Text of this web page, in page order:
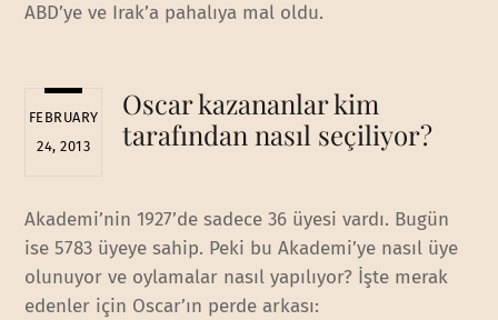
ABD’ye ve Irak’a pahalıya mal oldu.
FEBRUARY
24, 2013
Oscar kazananlar kim
tarafından nasıl seçiliyor?
Akademi’nin 1927’de sadece 36 üyesi vardı. Bugün
ise 5783 üyeye sahip. Peki bu Akademi’ye nasıl üye
olunuyor ve oylamalar nasıl yapılıyor? İşte merak
edenler için Oscar’ın perde arkası: